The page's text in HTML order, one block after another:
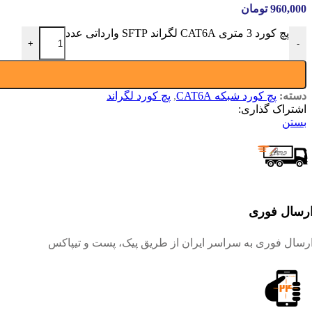
960,000 تومان
-
پچ کورد 3 متری CAT6A لگراند SFTP وارداتی عدد
+
دسته: پچ کورد شبکه CAT6A , پچ کورد لگراند
اشتراک گذاری:
بستن
فوری
فوری به سراسر ایران از طریق پیک، پست و تیپاکس